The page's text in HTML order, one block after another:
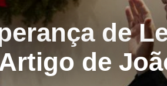
de
de